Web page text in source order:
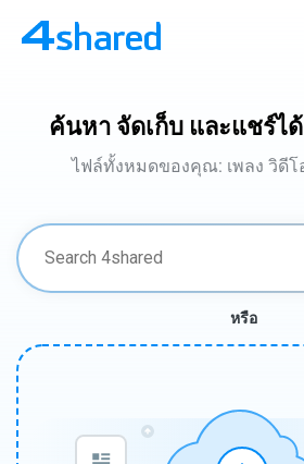
ค้นหา จัดเก็บ และแชร์ไ
ไฟล์ทั้งหมดของคุณ: เพลง วิดีโ
หรือ